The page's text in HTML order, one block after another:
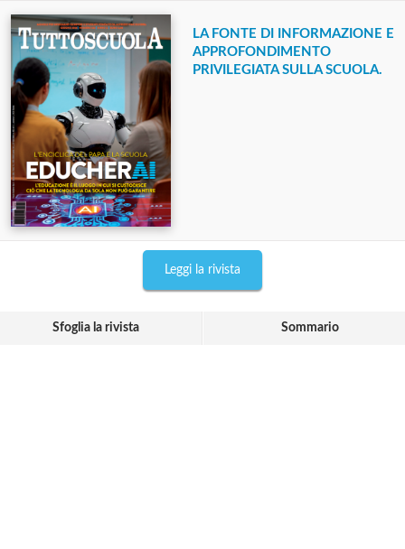
LA FONTE DI INFORMAZIONE E
APPROFONDIMENTO
PRIVILEGIATA SULLA SCUOLA.
Leggi la rivista
Sfoglia la rivista Sommario